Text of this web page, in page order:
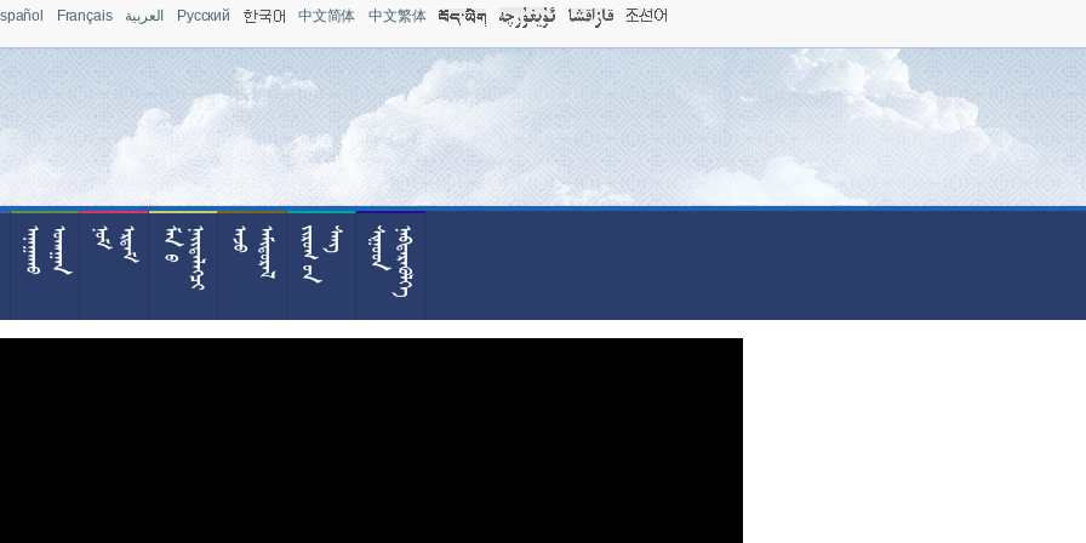
Français العربية Pусский 中文简体 中文繁体











  





  












 








  







 














